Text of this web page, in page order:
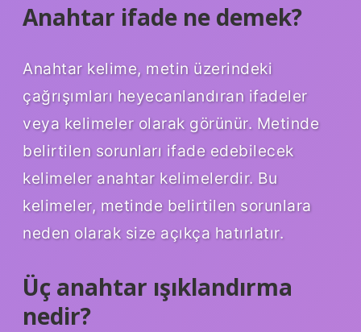
Anahtar ifade ne demek?
Anahtar kelime, metin üzerindeki
çağrışımları heyecanlandıran ifadeler
veya kelimeler olarak görünür. Metinde
belirtilen sorunları ifade edebilecek
kelimeler anahtar kelimelerdir. Bu
kelimeler, metinde belirtilen sorunlara
neden olarak size açıkça hatırlatır.
Üç anahtar ışıklandırma
nedir?